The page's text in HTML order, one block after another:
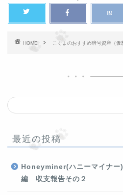
HOME こぐまのおすすめ暗号資産（
最近の投稿
Honeyminer(ハニーマイナー
編 収支報告その２